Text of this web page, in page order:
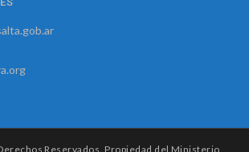
Reservados. Propiedad del Ministerio